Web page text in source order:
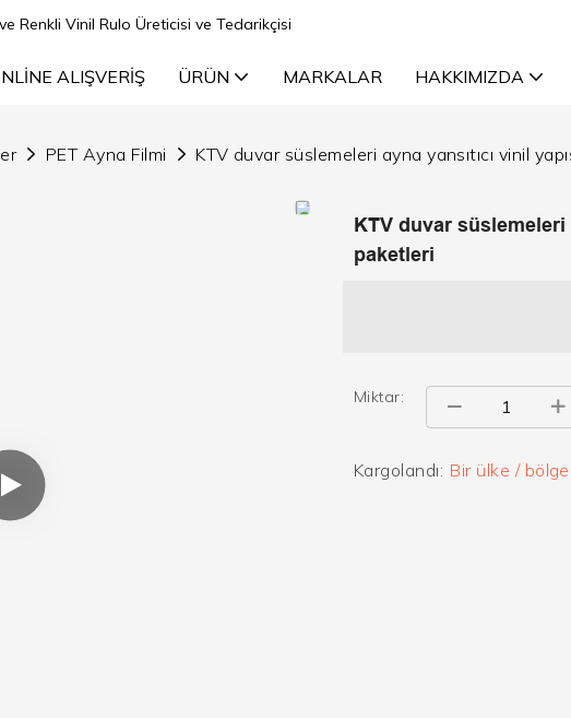
Renkli Vinil Rulo Üreticisi ve Tedarikçisi
ALIŞVERIŞ ÜRÜN MARKALAR HAKKIMIZDA
PET Ayna Filmi KTV duvar süslemeleri ayna yansıtıcı vinil
KTV duvar süslemeleri
paketleri
Miktar:
Kargolandı: Bir ülke /